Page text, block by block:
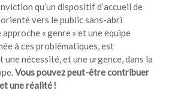
qu’un dispositif d’accueil de
vers le public sans-abri
« genre » et une équipe
à ces problématiques, est
une nécessité, et une urgence, dans la
Vous pouvez peut-être contribuer
une réalité !